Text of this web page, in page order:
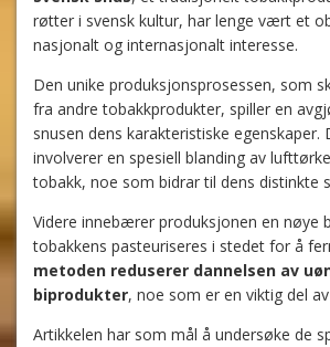
røtter i svensk kultur, har lenge vært et
nasjonalt og internasjonalt interesse.
Den unike produksjonsprosessen, som
fra andre tobakkprodukter, spiller en
snusen dens karakteristiske egenskaper.
involverer en spesiell blanding av
tobakk, noe som bidrar til dens distinkte
Videre innebærer produksjonen en nøye
tobakkens pasteuriseres i stedet for å
metoden reduserer dannelsen av
biprodukter, noe som er en viktig del
Artikkelen har som mål å undersøke de